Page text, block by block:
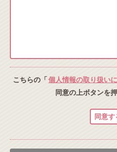
こちらの「 個人情報の取り扱い
同意の上ボタンを
同意す